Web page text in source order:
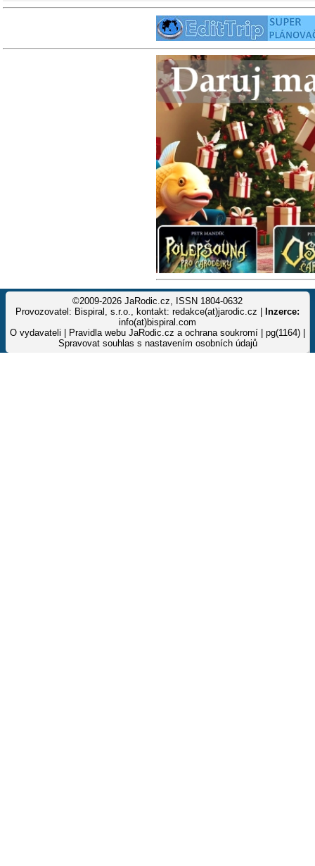
©2009-2026 JaRodic.cz, ISSN 1804-0632
Provozovatel: Bispiral, s.r.o., kontakt: redakce(at)jarodic.cz |
Inzerce:
info(at)bispiral.com
O vydavateli
Pravidla webu JaRodic.cz a ochrana soukromí | pg(1164) |
Spravovat souhlas s nastavením osobních údajů